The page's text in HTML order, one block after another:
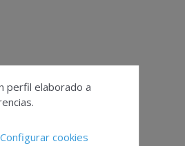
perfil elaborado a
Configurar cookies